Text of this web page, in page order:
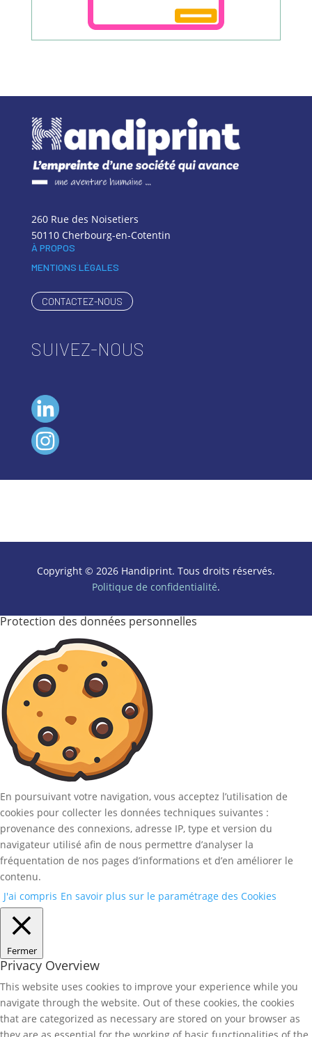
260 Rue des Noisetiers
50110 Cherbourg-en-Cotentin
À PROPOS
MENTIONS LÉGALES
CONTACTEZ-NOUS
SUIVEZ-NOUS
Copyright © 2026 Handiprint. Tous droits réservés.
Politique de confidentialité.
Protection des données personnelles
En poursuivant votre navigation, vous acceptez l’utilisation de
cookies pour collecter les données techniques suivantes :
provenance des connexions, adresse IP, type et version du
navigateur utilisé afin de nous permettre d’analyser la
fréquentation de nos pages d’informations et d’en améliorer le
contenu.
J'ai compris En savoir plus sur le paramétrage des Cookies
Fermer
Privacy Overview
This website uses cookies to improve your experience while you
navigate through the website. Out of these cookies, the cookies
that are categorized as necessary are stored on your browser as